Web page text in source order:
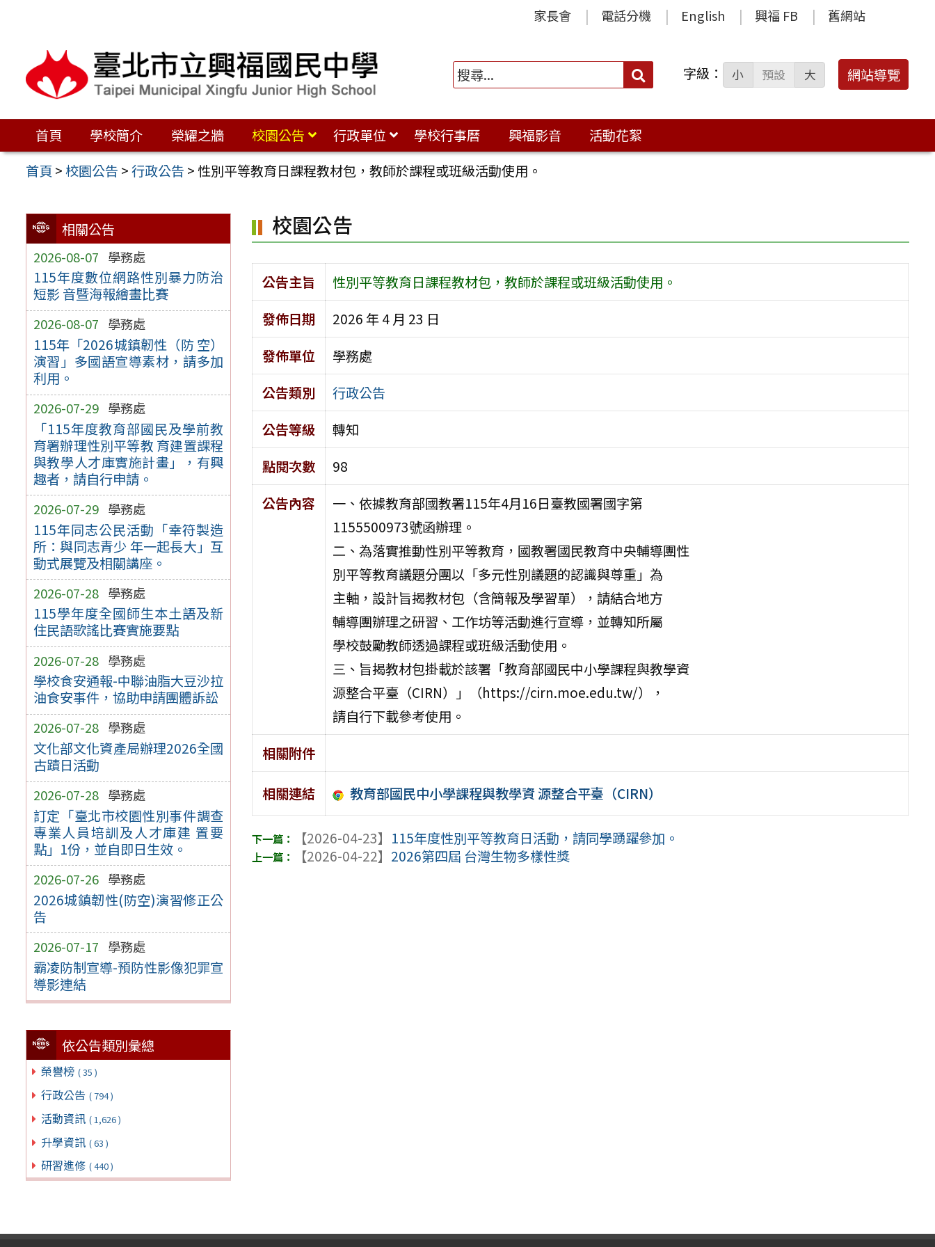
區
家長會 電話分機 English 興福 FB 舊網站
搜
字級： 小 預設 大 網站導覽
首頁 學校簡介 榮耀之牆 校園公告 行政單位 學校行事曆 興福影音
活動花絮
首頁 >校園公告 >行政公告 > 性別平等教育日課程教材包，教師於課程或班級活動使用。
相關公告
2026-08-07 學務處
115年度數位網路性別暴力防治
短影 音暨海報繪畫比賽
2026-08-07 學務處
115年「2026城鎮韌性（防 空）
演習」多國語宣導素材，請多加
利用。
2026-07-29 學務處
「115年度教育部國民及學前教
育署辦理性別平等教 育建置課程
與教學人才庫實施計畫」，有興
趣者，請自行申請。
2026-07-29 學務處
115年同志公民活動「幸符製造
所：與同志青少 年一起長大」互
動式展覽及相關講座。
2026-07-28 學務處
115學年度全國師生本土語及新
住民語歌謠比賽實施要點
2026-07-28 學務處
學校食安通報-中聯油脂大豆沙拉
油食安事件，協助申請團體訴訟
2026-07-28 學務處
文化部文化資產局辦理2026全國
古蹟日活動
2026-07-28 學務處
訂定「臺北市校園性別事件調查
專業人員培訓及人才庫建 置要
點」1份，並自即日生效。
2026-07-26 學務處
2026城鎮韌性(防空)演習修正公
告
2026-07-17 學務處
霸凌防制宣導-預防性影像犯罪宣
導影連結
依公告類別彙總
榮譽榜 ( 35 )
行政公告 ( 794 )
活動資訊 ( 1,626 )
升學資訊 ( 63 )
研習進修 ( 440 )
校園公告
公告主旨
性別平等教育日課程教材包，教師於課程或班級活動使用。
發佈日期
2026 年 4 月 23 日
發佈單位
學務處
公告類別
行政公告
公告等級
轉知
點閱次數
98
公告內容
一、依據教育部國教署115年4月16日臺教國署國字第
1155500973號函辦理。
二、為落實推動性別平等教育，國教署國民教育中央輔導團性
別平等教育議題分團以「多元性別議題的認識與尊重」為
主軸，設計旨揭教材包（含簡報及學習單），請結合地方
輔導團辦理之研習、工作坊等活動進行宣導，並轉知所屬
學校鼓勵教師透過課程或班級活動使用。
三、旨揭教材包掛載於該署「教育部國民中小學課程與教學資
源整合平臺（CIRN）」（https://cirn.moe.edu.tw/），
請自行下載參考使用。
相關附件
相關連結 教育部國民中小學課程與教學資 源整合平臺（CIRN）
【2026-04-23】 115年度性別平等教育日活動，請同學踴躍參加。
【2026-04-22】 2026第四屆 台灣生物多樣性獎